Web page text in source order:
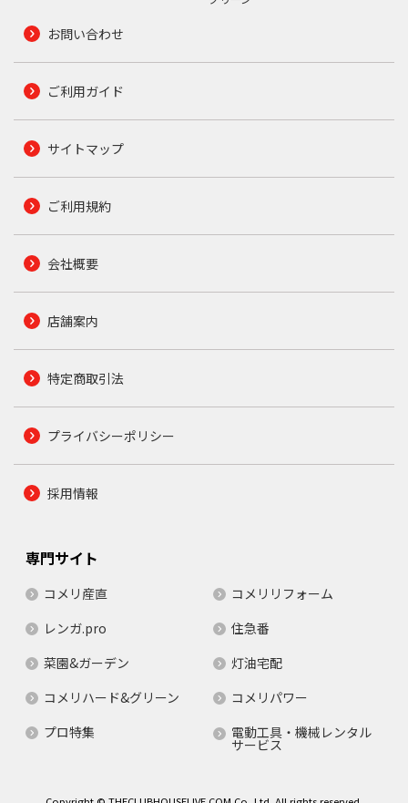
お問い合わせ
ご利用ガイド
サイトマップ
ご利用規約
会社概要
店舗案内
特定商取引法
プライバシーポリシー
採用情報
専門サイト
コメリ産直
コメリリフォーム
レンガ.pro
住急番
菜園&ガーデン
灯油宅配
コメリハード&グリーン
コメリパワー
プロ特集
電動工具・機械レンタル
サービス